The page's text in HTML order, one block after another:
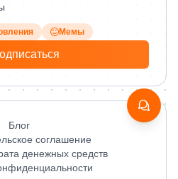
Мемы
Блог
соглашение
денежных средств